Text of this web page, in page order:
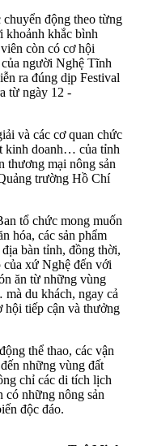
chuyển động theo từng
khoảnh khắc bình
còn có cơ hội
người Nghệ Tĩnh
ra đúng dịp Festival
từ ngày 12 -
và các cơ quan chức
kinh doanh… của tỉnh
thương mại nông sản
trường Hồ Chí
tổ chức mong muốn
hóa, các sản phẩm
bàn tỉnh, đồng thời,
của xứ Nghệ đến với
ăn từ những vùng
du khách, ngay cả
tiếp cận và thưởng
thể thao, các vận
những vùng đất
chỉ các di tích lịch
có những nông sản
độc đáo.